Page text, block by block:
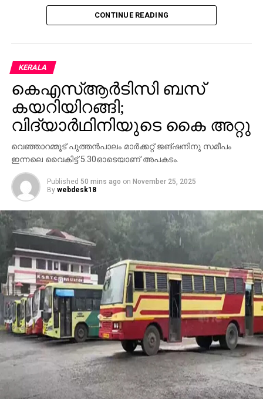
പരിക്കിനെ തുടര്‍ന്ന് മെഡിക്കല്‍ കോളേജ്
ഇന്നലെ രാവിലെയാണ് മരിച്ചത്. വഞ്ചിയൂരില്‍
കുടുംബം വാടകയ്ക്കാണ് താമസിച്ചിരുന്നത്.
പോസ്റ്റ്മോര്‍ട്ടത്തിനുശേഷം കാലടിയിലെ കുടുംബവീട്ടില്‍
എത്തിച്ച ഹൃദ്ദിക്കിന്റെ മൃതദേഹം സംസ്‌കരിച്ചു.
വിനയാനന്ദനെ വഞ്ചിയൂര്‍ പൊലീസ് നേരത്തെ
അറസ്റ്റ് ചെയ്തിരുന്നെങ്കിലും പിന്നീട് ജാമ്യത്തില്‍
വിട്ടിരുന്നു. വിനയാനന്ദനെതിരെ കൊലക്കുറ്റം ചുമത്തും.
ബംഗളൂരുവില്‍ കാറ്ററിങ് ടെക്നോളജി പഠിച്ചിറങ്ങിയ
ഹൃദ്ദിക് ഏക മകനായിരുന്നു.
ഹൃദ്ദിക് മാതാപിതാക്കളെ ആക്രമിക്കുന്നത്
പതിവായിരുന്നുവെന്നും മാനസികപ്രശ്നം
ഉണ്ടായിരുന്നെന്നും പൊലീസ് പറഞ്ഞു.
CONTINUE READING
KERALA
കെഎസ്ആര്‍ടിസി ബസ്
കയറിയിറങ്ങി;
വിദ്യാര്‍ഥിനിയുടെ കൈ അറ്റു
വെഞ്ഞാറമ്മൂട് പുത്തന്‍പാലം മാര്‍ക്കറ്റ് ജങ്ഷനിനു സമീപം
ഇന്നലെ വൈകിട്ട് 5.30ഓടെയാണ് അപകടം.
Published 50 mins ago on November 25, 2025
By webdesk18